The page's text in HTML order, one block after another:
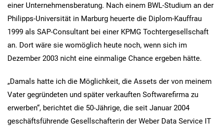
einer Unternehmensberatung. Nach einem BWL-Studium an der
Philipps-Universität in Marburg heuerte die Diplom-Kauffrau
1999 als SAP-Consultant bei einer KPMG Tochtergesellschaft
an. Dort wäre sie womöglich heute noch, wenn sich im
Dezember 2003 nicht eine einmalige Chance ergeben hätte.
„Damals hatte ich die Möglichkeit, die Assets der von meinem
Vater gegründeten und später verkauften Softwarefirma zu
erwerben“, berichtet die 50-Jährige, die seit Januar 2004
geschäftsführende Gesellschafterin der Weber Data Service IT